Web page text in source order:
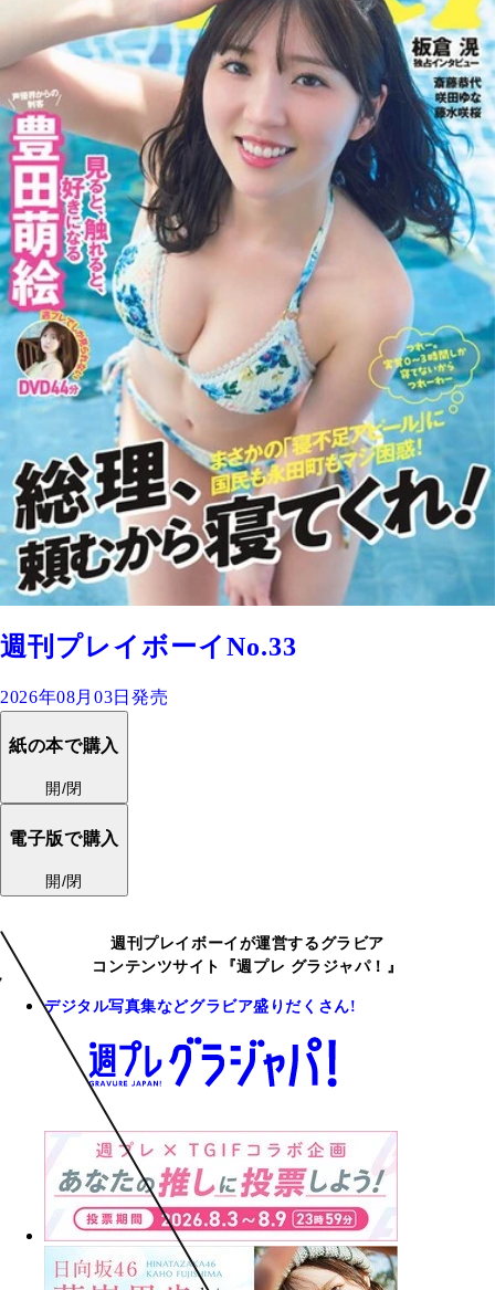
週刊プレイボーイNo.33
2026年08月03日発売
紙の本で購入
開/閉
電子版で購入
開/閉
週刊プレイボーイが運営するグラビア
コンテンツサイト『週プレ グラジャパ！』
デジタル写真集などグラビア盛りだくさん!